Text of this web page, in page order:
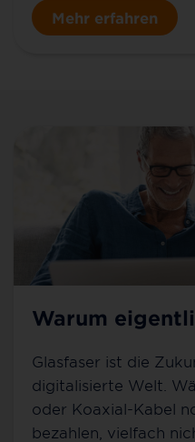
Mehr erfahren
Warum
Glasfaser ist die
digitalisierte Welt.
oder Koaxial-Kabel
bezahlen, vielfach